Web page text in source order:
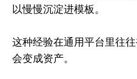
以慢慢沉淀进模板。
这种经验在通用平台里往
会变成资产。